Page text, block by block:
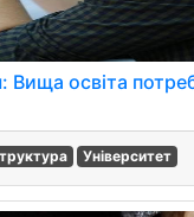
освіта
Університет